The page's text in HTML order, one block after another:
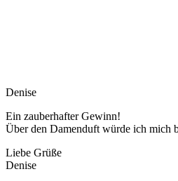
Denise
Ein zauberhafter Gewinn!
Über den Damenduft würde ich mich
Liebe Grüße
Denise